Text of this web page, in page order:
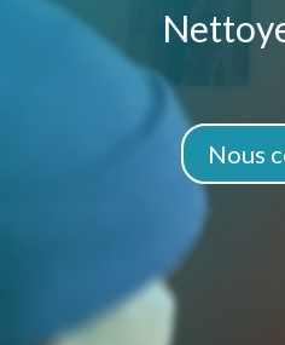
Nous